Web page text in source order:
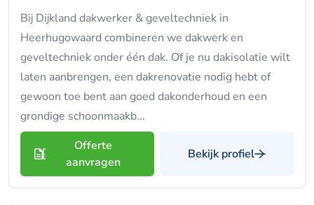
Bij Dijkland dakwerker & geveltechniek in
Heerhugowaard combineren we dakwerk en
geveltechniek onder één dak. Of je nu dakisolatie wilt
laten aanbrengen, een dakrenovatie nodig hebt of
gewoon toe bent aan goed dakonderhoud en een
grondige schoonmaakb...
Offerte
aanvragen
Bekijk profiel